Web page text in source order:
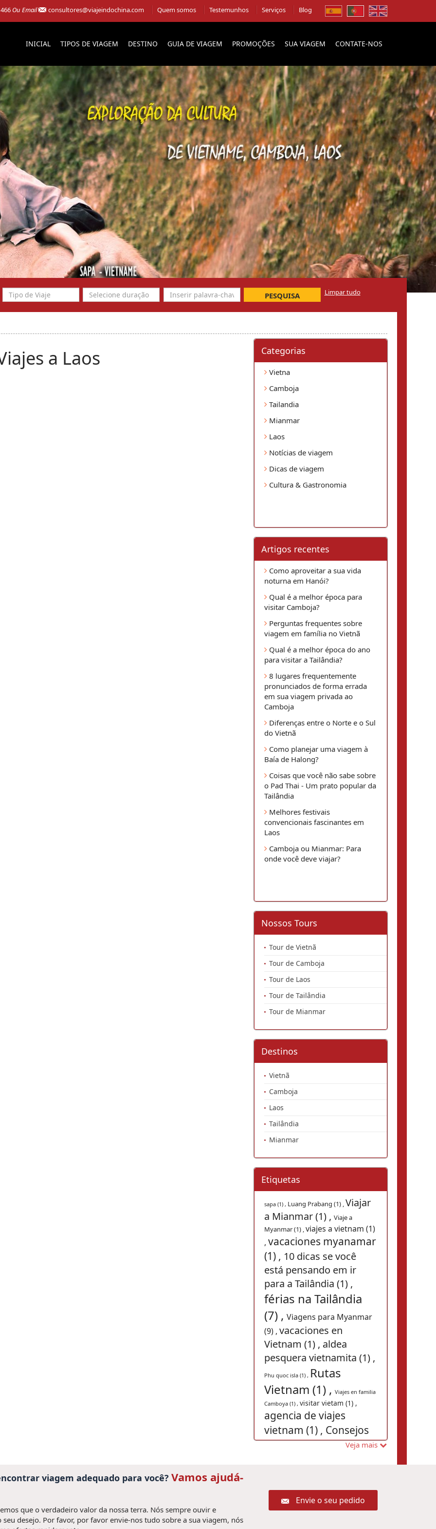
Ou Email consultores@viajeindochina.com Quem somos Testemunhos Serviços Blog
INICIAL TIPOS DE VIAGEM DESTINO GUIA DE VIAGEM PROMOÇÕES SUA VIAGEM CONTATE-NOS
PESQUISA Limpar tudo
a Laos Categorias
Vietna
Camboja
Tailandia
Mianmar
Laos
Notícias de viagem
Dicas de viagem
Cultura & Gastronomia
Artigos recentes
Como aproveitar a sua vida
noturna em Hanói?
Qual é a melhor época para
visitar Camboja?
Perguntas frequentes sobre
viagem em família no Vietnã
Qual é a melhor época do ano
para visitar a Tailândia?
8 lugares frequentemente
pronunciados de forma errada
em sua viagem privada ao
Camboja
Diferenças entre o Norte e o Sul
do Vietnã
Como planejar uma viagem à
Baía de Halong?
Coisas que você não sabe sobre
o Pad Thai - Um prato popular da
Tailândia
Melhores festivais
convencionais fascinantes em
Laos
Camboja ou Mianmar: Para
onde você deve viajar?
Nossos Tours
Tour de Vietnã
Tour de Camboja
Tour de Laos
Tour de Tailândia
Tour de Mianmar
Destinos
Vietnã
Camboja
Laos
Tailândia
Mianmar
Etiquetas
sapa (1) , Luang Prabang (1) ,Viajar
a Mianmar (1) , Viaje a
Myanmar (1) ,viajes a vietnam (1)
, vacaciones myanamar
(1) , 10 dicas se você
está pensando em ir
para a Tailândia (1) ,
férias na Tailândia
(7) , Viagens para Myanmar
(9) , vacaciones en
Vietnam (1) , aldea
pesquera vietnamita (1) ,
Phu quoc isla (1) , Rutas
Vietnam (1) , Viajes en familia
Camboya (1) , visitar vietam (1) ,
agencia de viajes
vietnam (1) , Consejos
viaje a Laos (1) , Excursões
Fórmula Uno 2020 (1) , Viagem
Veja mais
viagem adequado para você?Vamos ajudá-
que o verdadeiro valor da nossa terra. Nós sempre ouvir e
desejo. Por favor, por favor envie-nos tudo sobre a sua viagem, nós
Envie o seu pedido